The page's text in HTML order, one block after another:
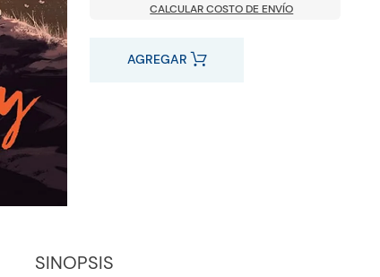
CALCULAR COSTO DE ENVÍO
AGREGAR
SINOPSIS